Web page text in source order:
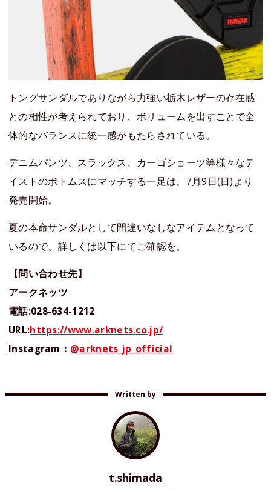
トングサンダルでありながら力強い栃木レザーの存在感
との相性が考えられており、ボリュームを出すことで全
体的なバランスに統一感がもたらされている。
デニムパンツ、スラックス、カーゴショーツ等様々なテ
イストのボトムスにマッチする一足は、7月9日(日)より
発売開始。
夏の本命サンダルとして間違いなしなアイテムとなって
いるので、詳しくは以下にてご確認を。
【問い合わせ先】
アークネッツ
電話:028-634-1212
URL:https://www.arknets.co.jp/
Instagram： @arknets_jp_official
Written by
t.shimada